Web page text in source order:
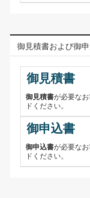
御見積書および御
御見積書
御見積書が必要な
ドください。
御申込書
御申込書が必要な
ドください。